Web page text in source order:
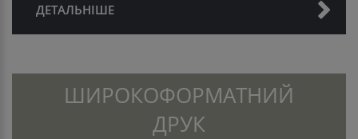
ДЕТАЛЬНІШЕ
ШИРОКОФОРМАТНИЙ
ДРУК